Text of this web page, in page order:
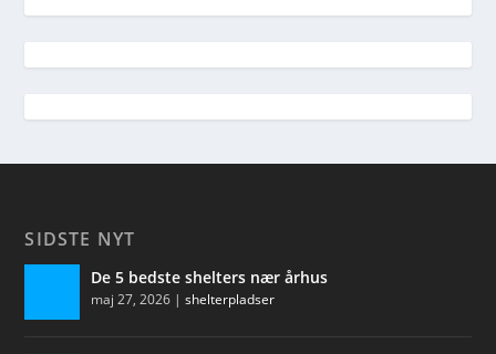
SIDSTE NYT
De 5 bedste shelters nær århus
maj 27, 2026 |shelterpladser